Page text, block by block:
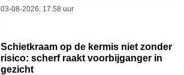
03-08-2026, 17.58 uur
Schietkraam op de kermis niet zonder
risico: scherf raakt voorbijganger in
gezicht